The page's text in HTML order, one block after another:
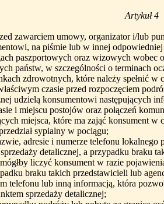
Artykuł 4
zawarciem umowy, organizator i/lub
na piśmie lub w innej
paszportowych oraz wizowych wobec
państw, w szczególności o terminach
zdrowotnych, które należy spełnić w
czasie przed rozpoczęciem
udzielą konsumentowi następujących
i miejscu postojów oraz połączeń
miejsca, które ma zająć konsument w
sypialny w pociągu;
adresie i numerze telefonu lokalnego
detalicznej, a przypadku braku
liczyć konsument w razie
braku takich przedstawicieli lub
telefonu lub inną informacją, która
sprzedaży detalicznej;